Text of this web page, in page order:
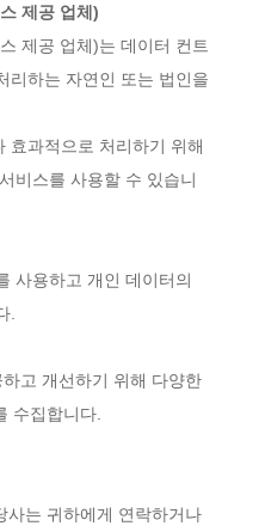
제공 업체)
제공 업체)는 데이터 컨트
리하는 자연인 또는 법인을
효과적으로 처리하기 위해
비스를 사용할 수 있습니
사용하고 개인 데이터의
.
고 개선하기 위해 다양한
수집합니다.
사는 귀하에게 연락하거나